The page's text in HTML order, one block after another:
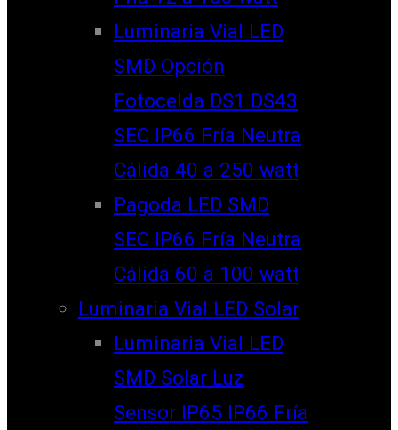
Luminaria Vial LED
SMD Opción
Fotocelda DS1 DS43
SEC IP66 Fría Neutra
Cálida 40 a 250 watt
Pagoda LED SMD
SEC IP66 Fría Neutra
Cálida 60 a 100 watt
Luminaria Vial LED Solar
Luminaria Vial LED
SMD Solar Luz
Sensor IP65 IP66 Fría